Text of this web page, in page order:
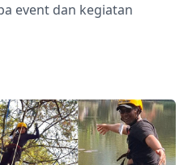
event dan kegiatan